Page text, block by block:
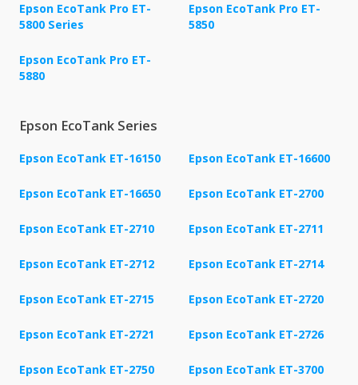
Epson EcoTank Pro ET-
5800 Series
Epson EcoTank Pro ET-
5850
Epson EcoTank Pro ET-
5880
Epson EcoTank Series
Epson EcoTank ET-16150 Epson EcoTank ET-16600
Epson EcoTank ET-16650 Epson EcoTank ET-2700
Epson EcoTank ET-2710 Epson EcoTank ET-2711
Epson EcoTank ET-2712 Epson EcoTank ET-2714
Epson EcoTank ET-2715 Epson EcoTank ET-2720
Epson EcoTank ET-2721 Epson EcoTank ET-2726
Epson EcoTank ET-2750 Epson EcoTank ET-3700